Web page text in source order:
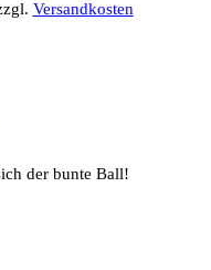
Versandkosten
der bunte Ball!